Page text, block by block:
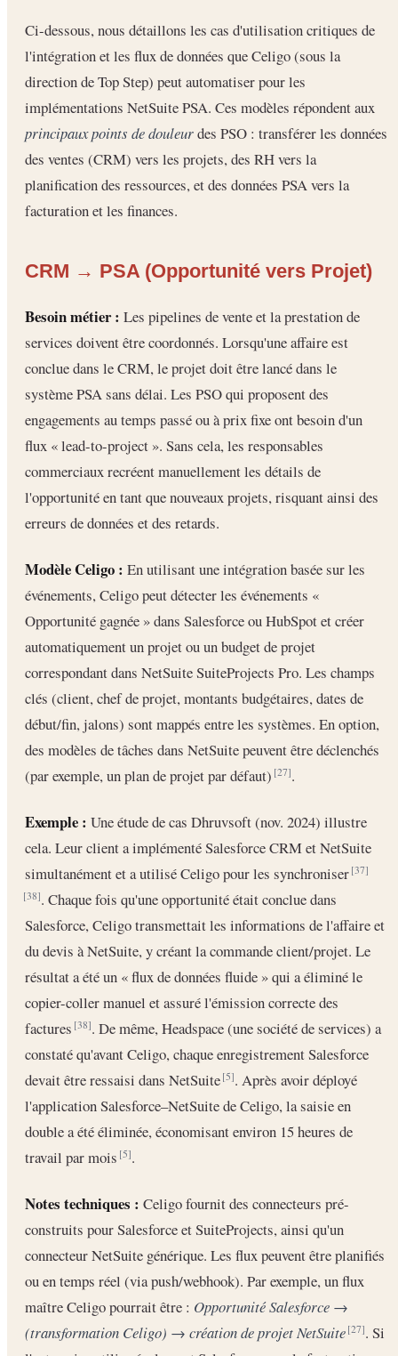
Ci-dessous, nous détaillons les cas d'utilisation critiques de
l'intégration et les flux de données que Celigo (sous la
direction de Top Step) peut automatiser pour les
implémentations NetSuite PSA. Ces modèles répondent aux
principaux points de douleurdes PSO : transférer les données
des ventes (CRM) vers les projets, des RH vers la
planification des ressources, et des données PSA vers la
facturation et les finances.
CRM → PSA (Opportunité vers Projet)
Besoin métier : Les pipelines de vente et la prestation de
services doivent être coordonnés. Lorsqu'une affaire est
conclue dans le CRM, le projet doit être lancé dans le
système PSA sans délai. Les PSO qui proposent des
engagements au temps passé ou à prix fixe ont besoin d'un
flux « lead-to-project ». Sans cela, les responsables
commerciaux recréent manuellement les détails de
l'opportunité en tant que nouveaux projets, risquant ainsi des
erreurs de données et des retards.
Modèle Celigo : En utilisant une intégration basée sur les
événements, Celigo peut détecter les événements «
Opportunité gagnée » dans Salesforce ou HubSpot et créer
automatiquement un projet ou un budget de projet
correspondant dans NetSuite SuiteProjects Pro. Les champs
clés (client, chef de projet, montants budgétaires, dates de
début/fin, jalons) sont mappés entre les systèmes. En option,
des modèles de tâches dans NetSuite peuvent être déclenchés
(par exemple, un plan de projet par défaut)[27].
Exemple : Une étude de cas Dhruvsoft (nov. 2024) illustre
cela. Leur client a implémenté Salesforce CRM et NetSuite
simultanément et a utilisé Celigo pour les synchroniser[37]
[38]. Chaque fois qu'une opportunité était conclue dans
Salesforce, Celigo transmettait les informations de l'affaire et
du devis à NetSuite, y créant la commande client/projet. Le
résultat a été un « flux de données fluide » qui a éliminé le
copier-coller manuel et assuré l'émission correcte des
factures[38]. De même, Headspace (une société de services) a
constaté qu'avant Celigo, chaque enregistrement Salesforce
devait être ressaisi dans NetSuite[5]. Après avoir déployé
l'application Salesforce–NetSuite de Celigo, la saisie en
double a été éliminée, économisant environ 15 heures de
travail par mois[5].
Notes techniques : Celigo fournit des connecteurs pré-
construits pour Salesforce et SuiteProjects, ainsi qu'un
connecteur NetSuite générique. Les flux peuvent être planifiés
ou en temps réel (via push/webhook). Par exemple, un flux
maître Celigo pourrait être : Opportunité Salesforce →
(transformation Celigo) → création de projet NetSuite [27]. Si